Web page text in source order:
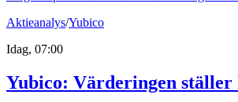
Aktieanalys/Yubico
Idag, 07:00
Yubico: Värderingen ställer